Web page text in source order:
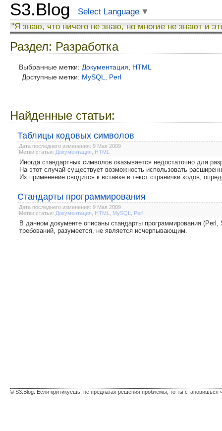
S3.Blog Select Language ▼
"Я знаю, что ничего не знаю, но многие не знают и
Раздел: Разработка
Выбранные метки: Документация
HTML
Доступные метки: MySQL Perl
Найденные статьи:
Таблицы кодовых символов
Дата последнего изменения: 9 Мая 2009
Метки статьи: Документация HTML
Иногда стандартных символов оказывается недостаточно для
На этот случай существует возможность использовать
Их применение сводится к вставке в текст странички кодов,
Стандарты программирования
Дата последнего изменения: 9 Мая 2009
Метки статьи: Документация HTML MySQL Perl
В данном документе описаны стандарты программирования
требований, разумеется, не является исчерпывающим.
© S3.Blog: Если критикуешь, не предлагая решения проблемы, то ты становишься